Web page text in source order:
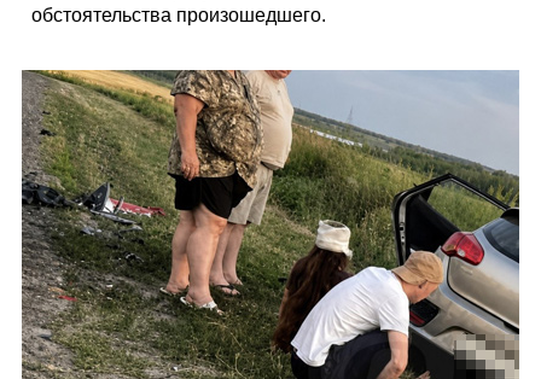
обстоятельства произошедшего.